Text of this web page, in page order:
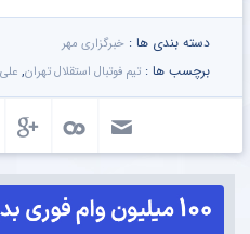
دسته بندی ها : خبرگزاری مهر
برچسب ها : تیم فوتبال استقلال تهران,